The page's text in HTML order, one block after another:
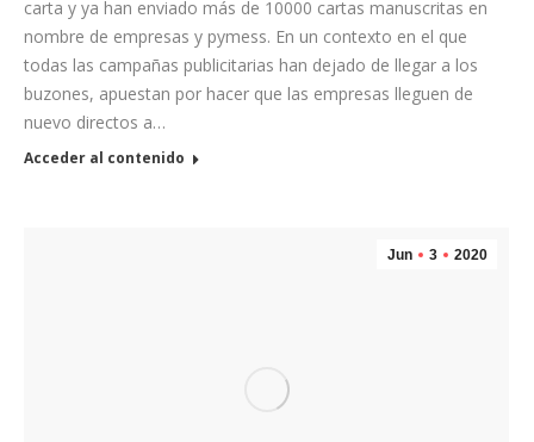
carta y ya han enviado más de 10000 cartas manuscritas en
nombre de empresas y pymess. En un contexto en el que
todas las campañas publicitarias han dejado de llegar a los
buzones, apuestan por hacer que las empresas lleguen de
nuevo directos a…
Acceder al contenido
Jun 3 2020